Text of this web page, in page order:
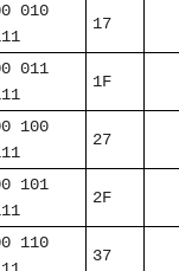
010
17
011
1F
100
27
101
2F
110
37